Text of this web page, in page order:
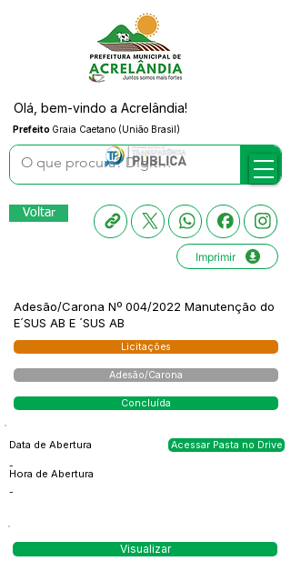
Prefeito Graia Caetano (União Brasil)
Olá, bem-vindo a Acrelândia!
Voltar
Imprimir
Adesão/Carona Nº 004/2022 Manutenção do
E´SUS AB E ´SUS AB
Licitações
Adesão/Carona
Concluída
Data de Abertura
-
Hora de Abertura
-
Acessar Pasta no Drive
Visualizar